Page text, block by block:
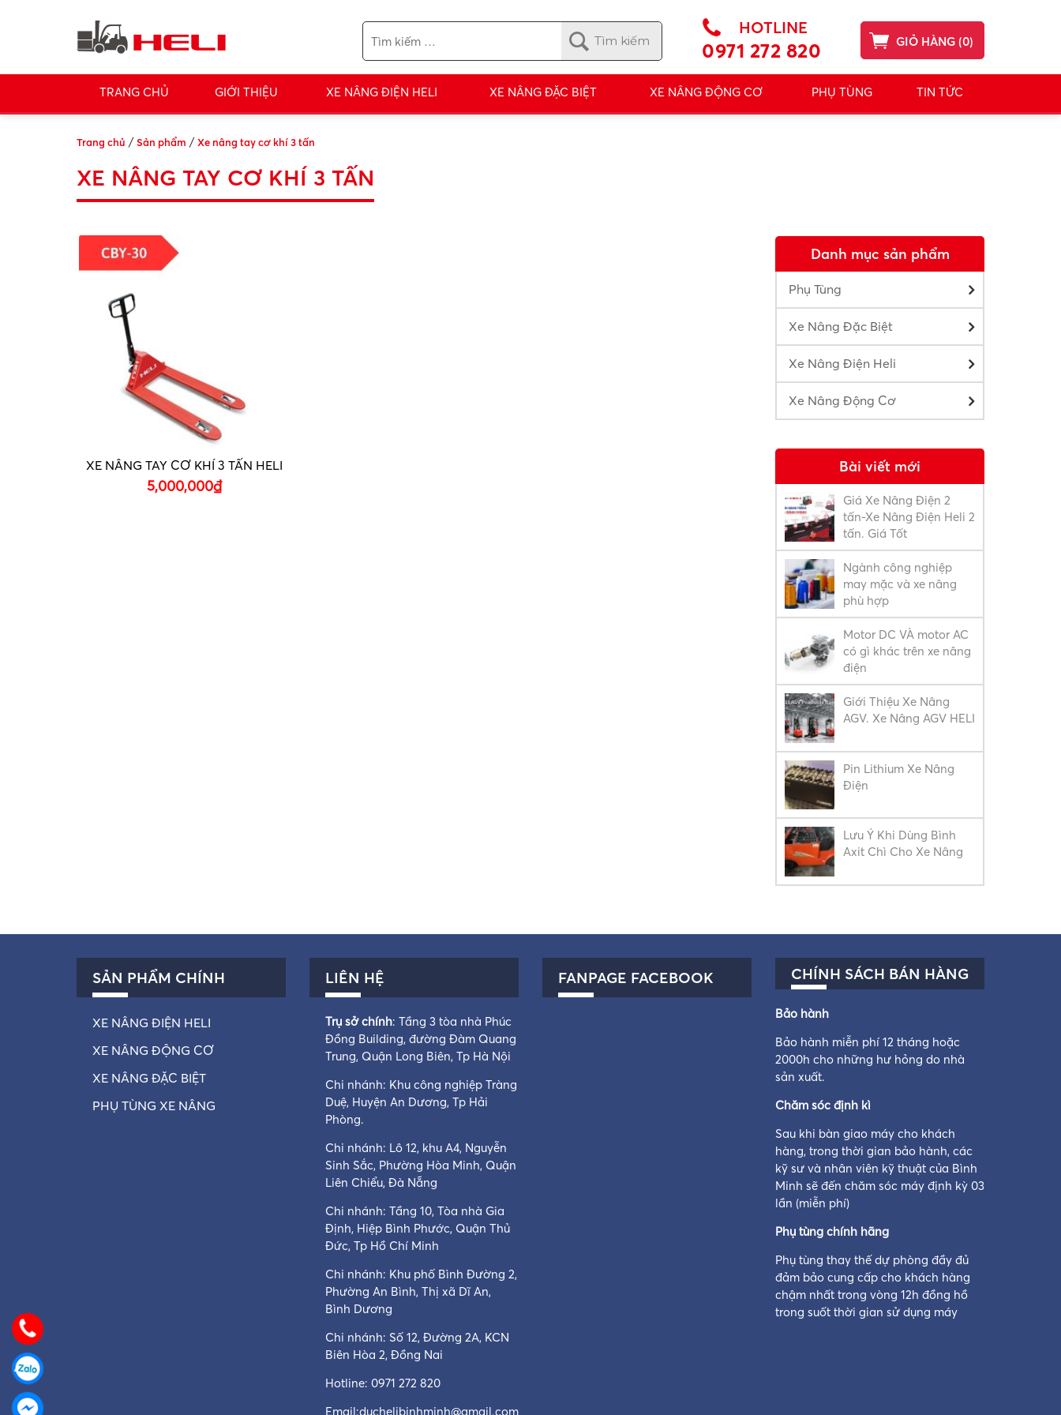
GIỎ HÀNG (0)
HOTLINE
0971 272 820
TRANG CHỦ GIỚI THIỆU XE NÂNG ĐIỆN HELI XE NÂNG ĐẶC BIỆT XE NÂNG ĐỘNG CƠ PHỤ TÙNG TIN TỨC
Trang chủ /Sản phẩm /Xe nâng tay cơ khí 3 tấn
XE NÂNG TAY CƠ KHÍ 3 TẤN
XE NÂNG TAY CƠ KHÍ 3 TẤN HELI
5,000,000₫
Danh mục sản phẩm
Phụ Tùng
Xe Nâng Đặc Biệt
Xe Nâng Điện Heli
Xe Nâng Động Cơ
Bài viết mới
Giá Xe Nâng Điện 2
tấn-Xe Nâng Điện Heli 2
tấn. Giá Tốt
Ngành công nghiệp
may mặc và xe nâng
phù hợp
Motor DC VÀ motor AC
có gì khác trên xe nâng
điện
Giới Thiệu Xe Nâng
AGV. Xe Nâng AGV HELI
Pin Lithium Xe Nâng
Điện
Lưu Ý Khi Dùng Bình
Axit Chì Cho Xe Nâng
SẢN PHẨM CHÍNH
XE NÂNG ĐIỆN HELI
XE NÂNG ĐỘNG CƠ
XE NÂNG ĐẶC BIỆT
PHỤ TÙNG XE NÂNG
LIÊN HỆ
Trụ sở chính: Tầng 3 tòa nhà Phúc
Đồng Building, đường Đàm Quang
Trung, Quận Long Biên, Tp Hà Nội
Chi nhánh: Khu công nghiệp Tràng
Duệ, Huyện An Dương, Tp Hải
Phòng.
Chi nhánh: Lô 12, khu A4, Nguyễn
Sinh Sắc, Phường Hòa Minh, Quận
Liên Chiểu, Đà Nẵng
Chi nhánh: Tầng 10, Tòa nhà Gia
Định, Hiệp Bình Phước, Quận Thủ
Đức, Tp Hồ Chí Minh
Chi nhánh: Khu phố Bình Đường 2,
Phường An Bình, Thị xã Dĩ An,
Bình Dương
Chi nhánh: Số 12, Đường 2A, KCN
Biên Hòa 2, Đồng Nai
Hotline: 0971 272 820
Email:duchelibinhminh@gmail.com
FANPAGE FACEBOOK CHÍNH SÁCH BÁN HÀNG
Bảo hành
Bảo hành miễn phí 12 tháng hoặc
2000h cho những hư hỏng do nhà
sản xuất.
Chăm sóc định kì
Sau khi bàn giao máy cho khách
hàng, trong thời gian bảo hành, các
kỹ sư và nhân viên kỹ thuật của Bình
Minh sẽ đến chăm sóc máy định kỳ 03
lần (miễn phí)
Phụ tùng chính hãng
Phụ tùng thay thế dự phòng đầy đủ
đảm bảo cung cấp cho khách hàng
chậm nhất trong vòng 12h đồng hồ
trong suốt thời gian sử dụng máy